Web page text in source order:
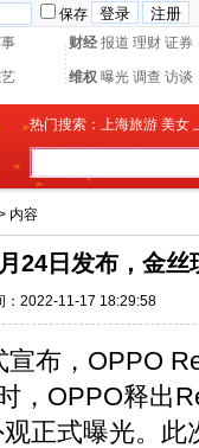
保存
财经 报道 理财 证券
维权 曝光 调查 访谈
热门搜索： 上海旅游 美女
内容
24日发布，金丝
：2022-11-17 18:29:58
布，OPPO
，OPPO释出
正式曝光。此